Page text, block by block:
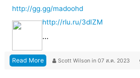
http://gg.gg/madoohd
http://rlu.ru/3dIZM
…
Read More Scott Wilson in 07 ส.ค. 2023